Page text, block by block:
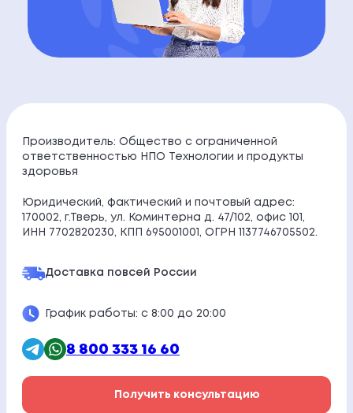
Производитель: Общество с ограниченной
ответственностью НПО Технологии и продукты
здоровья
Юридический, фактический и почтовый адрес:
170002, г.Тверь, ул. Коминтерна д. 47/102, офис 101,
ИНН 7702820230, КПП 695001001, ОГРН 1137746705502.
Доставка повсей России
График работы: с 8:00 до 20:00
8 800 333 16 60
Получить консультацию